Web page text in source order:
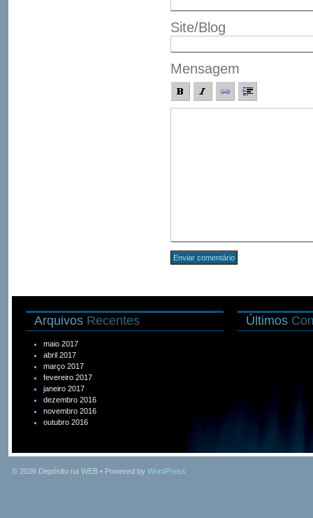
Site/Blog
Mensagem
Arquivos Recentes
maio 2017
abril 2017
março 2017
fevereiro 2017
janeiro 2017
dezembro 2016
novembro 2016
outubro 2016
Últimos
© 2026 Depósito na WEB • Powered by WordPress